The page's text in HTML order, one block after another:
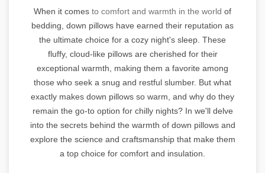
When it comes to comfort and warmth in the world of
bedding, down pillows have earned their reputation as
the ultimate choice for a cozy night's sleep. These
fluffy, cloud-like pillows are cherished for their
exceptional warmth, making them a favorite among
those who seek a snug and restful slumber. But what
exactly makes down pillows so warm, and why do they
remain the go-to option for chilly nights? In we'll delve
into the secrets behind the warmth of down pillows and
explore the science and craftsmanship that make them
a top choice for comfort and insulation.